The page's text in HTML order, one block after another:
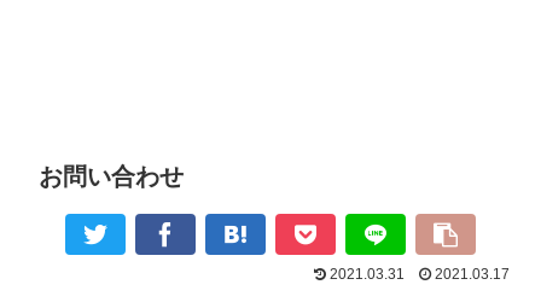
お問い合わせ
2021.03.31 2021.03.17